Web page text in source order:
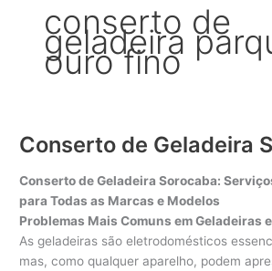
conserto de
geladeira
ouro fino
Conserto de Geladeira
Conserto de Geladeira Sorocaba:
para Todas as Marcas e Modelos
Problemas Mais Comuns em Geladeiras
As geladeiras são eletrodomésticos
mas, como qualquer aparelho, podem